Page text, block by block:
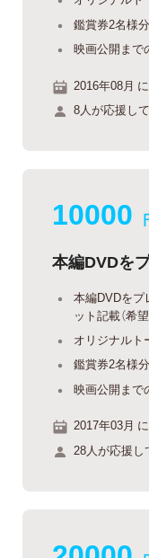
鑑賞券2名様
映画公開まで
2016年08月
8人が応援し
10000
本編DVDを
本編DVDを
ット記載（希
オリジナルト
鑑賞券2名様
映画公開まで
2017年03月
28人が応援し